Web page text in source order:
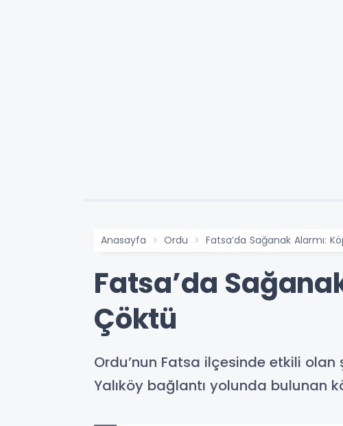
Anasayfa Ordu Fatsa’da Sağanak Alarmı:
Fatsa’da
Çöktü
Ordu’nun Fatsa ilçesinde etkili
Yalıköy bağlantı yolunda bulunan